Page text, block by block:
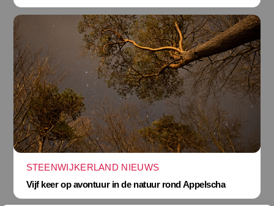
STEENWIJKERLAND NIEUWS
Vijf keer op avontuur in de natuur rond Appelscha